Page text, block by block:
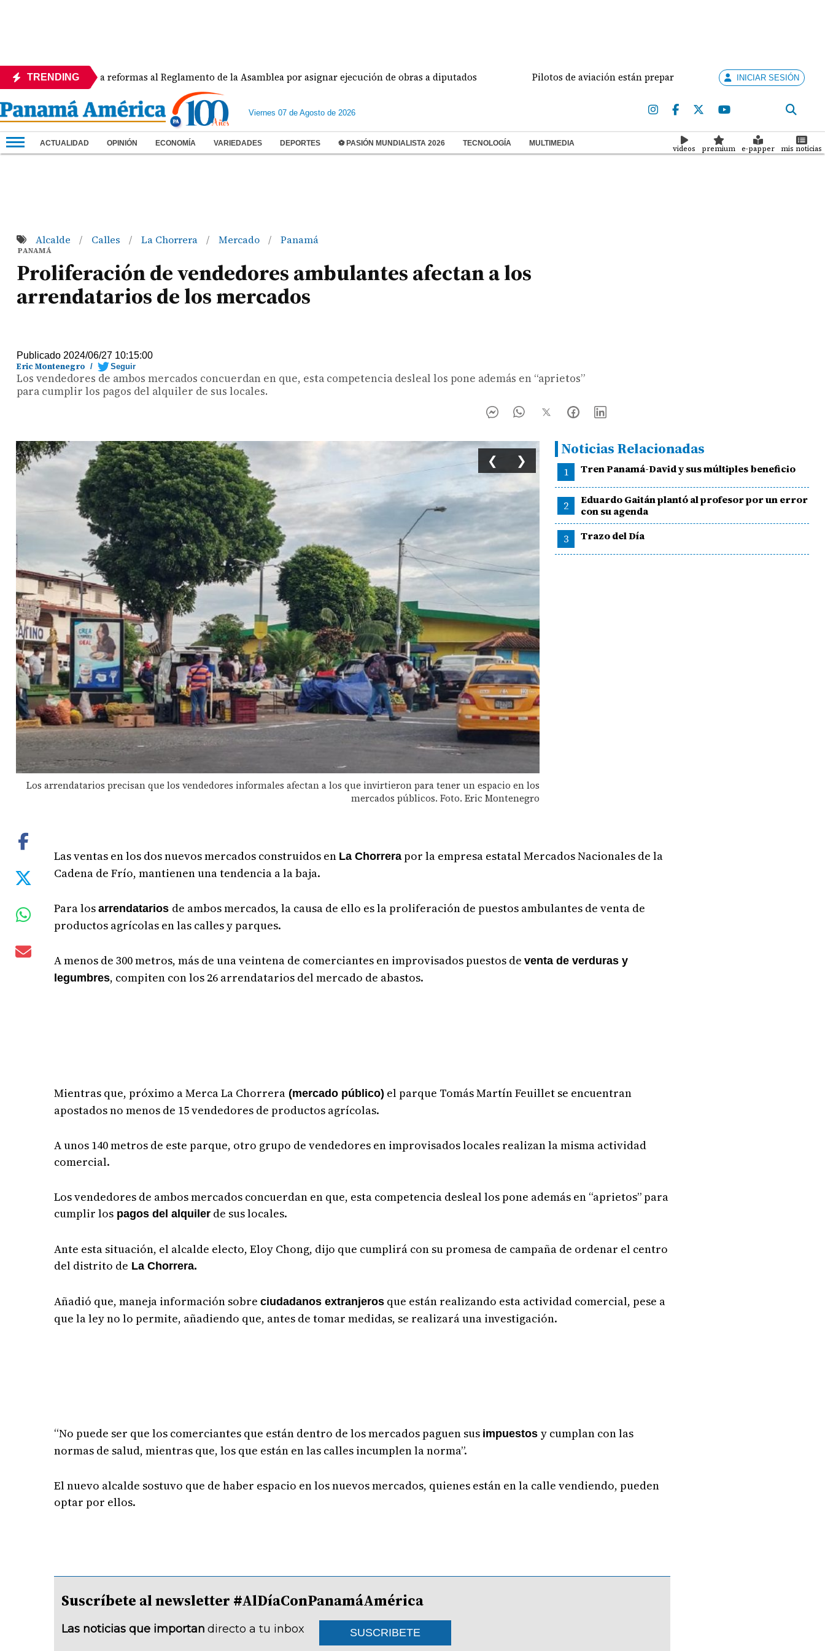
TRENDING
APEDE rechaza reformas al Reglamento de la Asamblea por asignar ejecución de obras a diputados Pilotos de aviación están preparados para ejercer la docencia
INICIAR SESIÓN
Viernes 07 de Agosto de 2026
ACTUALIDAD OPINIÓN ECONOMÍA VARIEDADES DEPORTES ⚽ PASIÓN MUNDIALISTA 2026 TECNOLOGÍA MULTIMEDIA
videos premium e-papper mis noticias
Alcalde / Calles / La Chorrera / Mercado / Panamá
PANAMÁ
Proliferación de vendedores ambulantes afectan a los
arrendatarios de los mercados
Publicado 2024/06/27 10:15:00
Eric Montenegro / Seguir
Los vendedores de ambos mercados concuerdan en que, esta competencia desleal los pone además en “aprietos”
para cumplir los pagos del alquiler de sus locales.
Los arrendatarios precisan que los vendedores informales afectan a los que invirtieron para tener un espacio en los
mercados públicos. Foto. Eric Montenegro
❮ ❯
Noticias Relacionadas
1 Tren Panamá-David y sus múltiples beneficio
2
Eduardo Gaitán plantó al profesor por un error
con su agenda
3 Trazo del Día
Las ventas en los dos nuevos mercados construidos en La Chorrera por la empresa estatal Mercados Nacionales de la
Cadena de Frío, mantienen una tendencia a la baja.
Para losarrendatarios de ambos mercados, la causa de ello es la proliferación de puestos ambulantes de venta de
productos agrícolas en las calles y parques.
A menos de 300 metros, más de una veintena de comerciantes en improvisados puestos deventa de verduras y
legumbres, compiten con los 26 arrendatarios del mercado de abastos.
Mientras que, próximo a Merca La Chorrera (mercado público) el parque Tomás Martín Feuillet se encuentran
apostados no menos de 15 vendedores de productos agrícolas.
A unos 140 metros de este parque, otro grupo de vendedores en improvisados locales realizan la misma actividad
comercial.
Los vendedores de ambos mercados concuerdan en que, esta competencia desleal los pone además en “aprietos” para
cumplir los pagos del alquiler de sus locales.
Ante esta situación, el alcalde electo, Eloy Chong, dijo que cumplirá con su promesa de campaña de ordenar el centro
del distrito de La Chorrera.
Añadió que, maneja información sobreciudadanos extranjeros que están realizando esta actividad comercial, pese a
que la ley no lo permite, añadiendo que, antes de tomar medidas, se realizará una investigación.
“No puede ser que los comerciantes que están dentro de los mercados paguen sus impuestosy cumplan con las
normas de salud, mientras que, los que están en las calles incumplen la norma”.
El nuevo alcalde sostuvo que de haber espacio en los nuevos mercados, quienes están en la calle vendiendo, pueden
optar por ellos.
Suscríbete al newsletter #AlDíaConPanamáAmérica
Las noticias que importan directo a tu inbox SUSCRIBETE